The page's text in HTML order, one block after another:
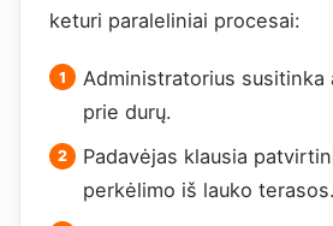
keturi paraleliniai procesai:
Administratorius susitinka
prie durų.
Padavėjas klausia
perkėlimo iš lauko terasos.